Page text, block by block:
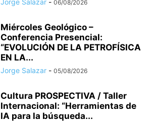
Jorge Salazar - 06/08/2026
Miércoles Geológico –
Conferencia Presencial:
“EVOLUCIÓN DE LA PETROFÍSICA
EN LA...
Jorge Salazar - 05/08/2026
Cultura PROSPECTIVA / Taller
Internacional: “Herramientas de
IA para la búsqueda...